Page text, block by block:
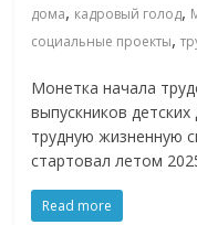
Commerce,
ритейле,
логистике,
технологиях,
соцсетях.
Нам
важно,
дома, кадровый голод,
социальные проекты,
Монетка начала
выпускников
трудную жизненную
стартовал летом
Read more